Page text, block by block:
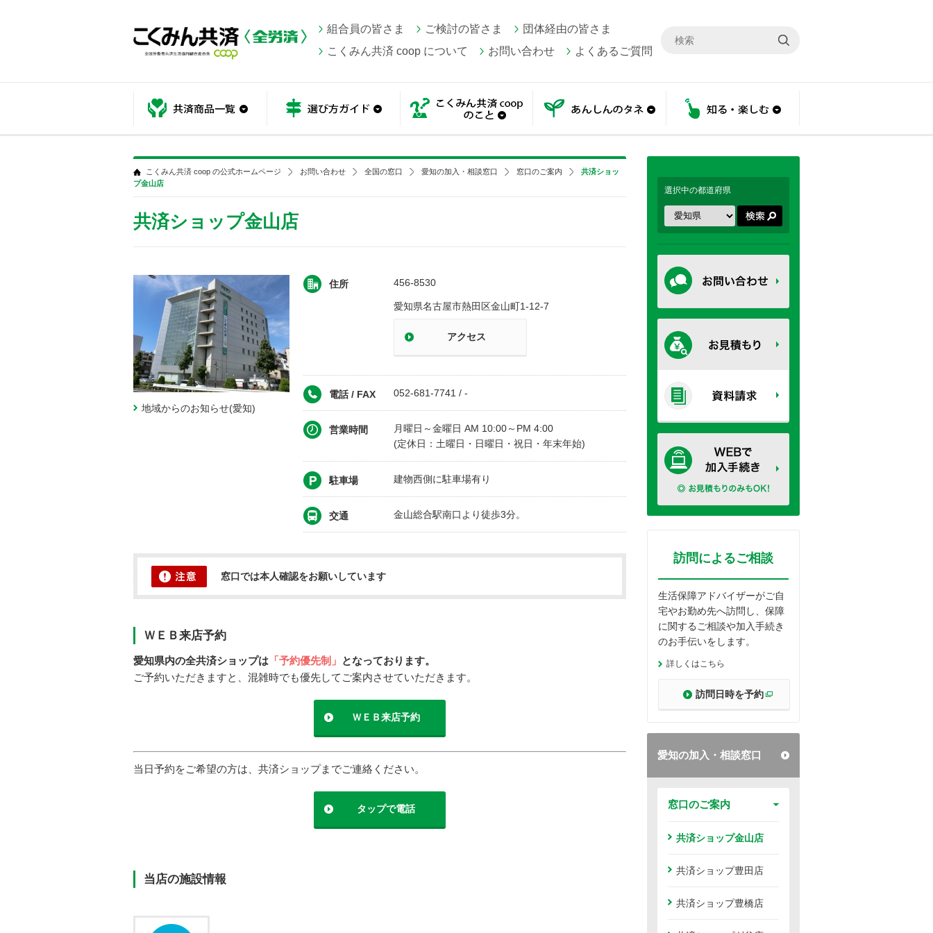
組合員の皆さま ご検討の皆さま
団体経由の皆さま
こくみん共済 coop について
お問い合わせ よくあるご質問
選択中の都道府県
訪問によるご相談
生活保障アドバイザーがご自
宅やお勤め先へ訪問し、保障
に関するご相談や加入手続き
のお手伝いをします。
詳しくはこちら
訪問日時を予約
愛知の加入・相談窓口
窓口のご案内
共済ショップ金山店
共済ショップ豊田店
共済ショップ豊橋店
こくみん共済 coop の公式ホームページ お問い合わせ 全国の窓口 愛知の加入・相談窓口 窓口のご案内
共済ショッ
プ金山店
共済ショップ金山店
地域からのお知らせ(愛知)
住所 456-8530
愛知県名古屋市熱田区金山町1-12-7
アクセス
電話 / FAX 052-681-7741 / -
営業時間
月曜日～金曜日 AM 10:00～PM 4:00
(定休日：土曜日・日曜日・祝日・年末年始)
駐車場 建物西側に駐車場有り
交通 金山総合駅南口より徒歩3分。
窓口では本人確認をお願いしています
ＷＥＢ来店予約
愛知県内の全共済ショップは 「予約優先制」 となっております。
ご予約いただきますと、混雑時でも優先してご案内させていただきます。
ＷＥＢ来店予約
当日予約をご希望の方は、共済ショップまでご連絡ください。
タップで電話
当店の施設情報